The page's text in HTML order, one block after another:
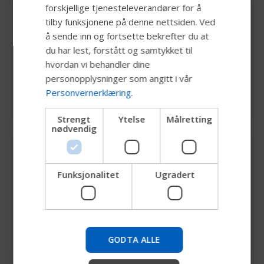
Ekstra trekk og skum
V-Trak Standard rygg er designet for enkel
oppgradering og vedlikehold. Du kan bestille et
komplett utvalg av ekstra trekk og avtagbare
skumputer for å holde ryggstøtten både pen og
Utvalg av tilbehør for tilpasset passform
V-Trak Standard-rygg er kompatibel med en
rekke V-Trak-tilbehør, inkludert hodestøtter,
eksterne side- (laterale) støtter og festepunkter
Prøv vår nye Permobil-guide
selskapsinformasjon og finne enhetsstøtte.
DUTCH
GERMAN
DANISH
CHINESE (SIMPLIFIED)
forskjellige tjenesteleverandører for å
tilby funksjonene på denne nettsiden. Ved
å sende inn og fortsette bekrefter du at
du har lest, forstått og samtykket til
hvordan vi behandler dine
personopplysninger som angitt i vår
Personvernerklæring.
Strengt
nødvendig
Ytelse Målretting
Funksjonalitet Ugradert
GODTA ALLE